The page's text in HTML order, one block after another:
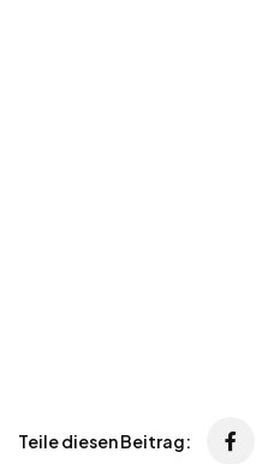
Teile diesen Beitrag: